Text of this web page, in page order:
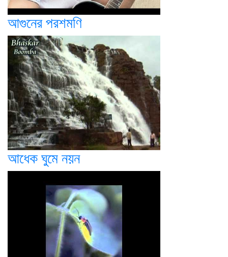
আগুনের পরশমণি
আধেক ঘুমে নয়ন